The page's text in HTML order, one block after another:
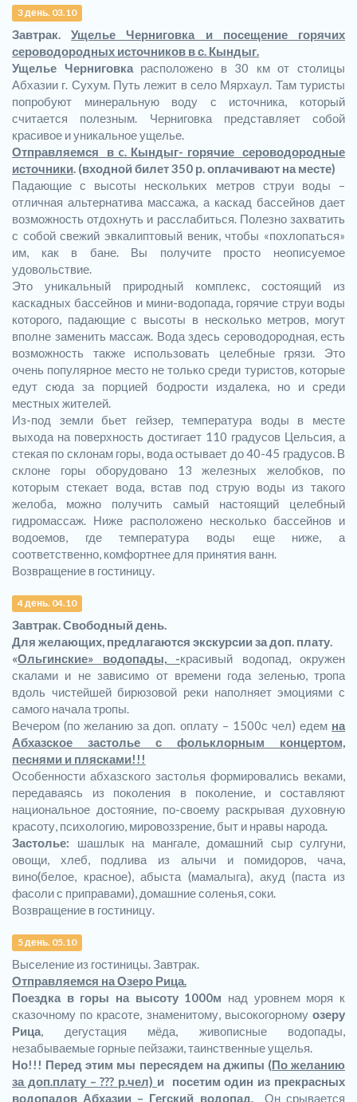
3 день. 03.10
Завтрак.Ущелье Черниговка и посещение горячих
сероводородных источников в с. Кындыг.
Ущелье Черниговкарасположено в 30 км от столицы
Абхазии г. Сухум. Путь лежит в село Мярхаул. Там туристы
попробуют минеральную воду с источника, который
считается полезным. Черниговка представляет собой
красивое и уникальное ущелье.
Отправляемся в c . Кындыг- горячие сероводородные
источники . (входной билет 350 р. оплачивают на месте)
Падающие с высоты нескольких метров струи воды –
отличная альтернатива массажа, а каскад бассейнов дает
возможность отдохнуть и расслабиться. Полезно захватить
с собой свежий эвкалиптовый веник, чтобы «похлопаться»
им, как в бане. Вы получите просто неописуемое
удовольствие.
Это уникальный природный комплекс, состоящий из
каскадных бассейнов и мини-водопада, горячие струи воды
которого, падающие с высоты в несколько метров, могут
вполне заменить массаж. Вода здесь сероводородная, есть
возможность также использовать целебные грязи. Это
очень популярное место не только среди туристов, которые
едут сюда за порцией бодрости издалека, но и среди
местных жителей.
Из-под земли бьет гейзер, температура воды в месте
выхода на поверхность достигает 110 градусов Цельсия, а
стекая по склонам горы, вода остывает до 40-45 градусов. В
склоне горы оборудовано 13 железных желобков, по
которым стекает вода, встав под струю воды из такого
желоба, можно получить самый настоящий целебный
гидромассаж. Ниже расположено несколько бассейнов и
водоемов, где температура воды еще ниже, а
соответственно, комфортнее для принятия ванн.
Возвращение в гостиницу.
4 день. 04.10
Завтрак. Свободный день.
Для желающих, предлагаются экскурсии за доп. плату.
«Ольгинские» водопады, -красивый водопад, окружен
скалами и не зависимо от времени года зеленью, тропа
вдоль чистейшей бирюзовой реки наполняет эмоциями с
самого начала тропы.
Вечером (по желанию за доп. оплату – 1500с чел) едем на
Абхазское застолье с фольклорным концертом,
песнями и плясками!!!
Особенности абхазского застолья формировались веками,
передаваясь из поколения в поколение, и составляют
национальное достояние, по-своему раскрывая духовную
красоту, психологию, мировоззрение, быт и нравы народа.
Застолье: шашлык на мангале, домашний сыр сулгуни,
овощи, хлеб, подлива из алычи и помидоров, чача,
вино(белое, красное), абыста (мамалыга), акуд (паста из
фасоли с приправами), домашние соленья, соки.
Возвращение в гостиницу.
5 день. 05.10
Выселение из гостиницы. Завтрак.
Отправляемся на Озеро Рица.
Поездка в горы на высоту 1000м над уровнем моря к
сказочному по красоте, знаменитому, высокогорному озеру
Рица , дегустация мёда, живописные водопады,
незабываемые горные пейзажи, таинственные ущелья.
Но!!! Перед этим мы пересядем на джипы (По желанию
за доп.плату – ??? р.чел) и посетим один из прекрасных
водопадов Абхазии – Гегский водопад. Он срывается